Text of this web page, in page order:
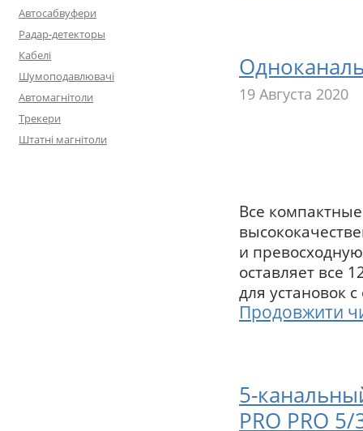
Автосабвуфери
Радар-детекторы
Кабелі
Шумоподавлювачі
Автомагнітоли
Трекери
Штатні магнітоли
19 Августа 2020
Все
и
оставляет все
для установок
Продовжити
5-
PRO PRO 5/